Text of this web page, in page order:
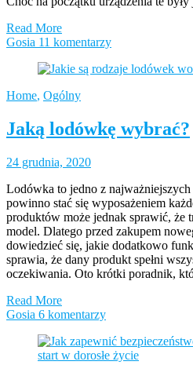
Read More
Gosia 11 komentarzy
Home, Ogólny
Jaką lodówkę wybrać?
24 grudnia, 2020
Lodówka to jedno z
powinno stać się wyposażeniem
produktów może jednak sprawić, że
model. Dlatego przed zakupem
dowiedzieć się, jakie dodatkowo
sprawia, że dany produkt spełni
oczekiwania. Oto krótki poradnik,
Read More
Gosia 6 komentarzy